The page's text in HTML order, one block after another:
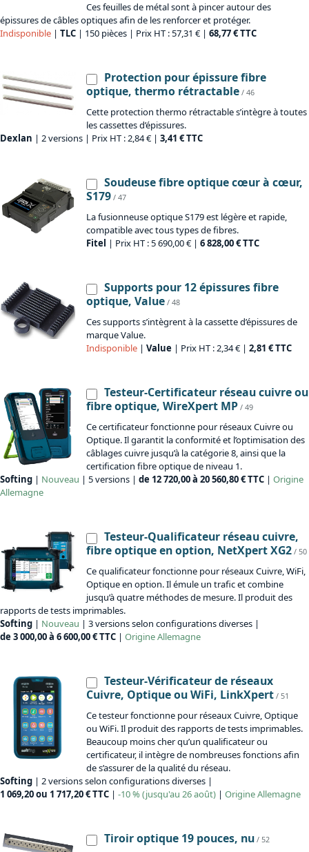
Ces feuilles de métal sont à pincer autour des
épissures de câbles optiques afin de les renforcer et protéger.
Indisponible | TLC | 150 pièces | Prix HT : 57,31 € | 68,77 € TTC
Protection pour épissure fibre
optique, thermo rétractable / 46
Cette protection thermo rétractable s’intègre à toutes
les cassettes d’épissures.
Dexlan | 2 versions | Prix HT : 2,84 € | 3,41 € TTC
Soudeuse fibre optique cœur à cœur,
S179 / 47
La fusionneuse optique S179 est légère et rapide,
compatible avec tous types de fibres.
Fitel
| Prix HT : 5 690,00 € | 6 828,00 € TTC
Supports pour 12 épissures fibre
optique, Value / 48
Ces supports s’intègrent à la cassette d’épissures de
marque Value.
Indisponible | Value | Prix HT : 2,34 € | 2,81 € TTC
Testeur-Certificateur réseau cuivre ou
fibre optique, WireXpert MP / 49
Ce certificateur fonctionne pour réseaux Cuivre ou
Optique. Il garantit la conformité et l’optimisation des
câblages cuivre jusqu’à la catégorie 8, ainsi que la
certification fibre optique de niveau 1.
Softing | Nouveau | 5 versions | de 12 720,00 à 20 560,80 € TTC | Origine
Allemagne
Testeur-Qualificateur réseau cuivre,
fibre optique en option, NetXpert XG2 / 50
Ce qualificateur fonctionne pour réseaux Cuivre, WiFi,
Optique en option. Il émule un trafic et combine
jusqu’à quatre méthodes de mesure. Il produit des
rapports de tests imprimables.
Softing | Nouveau | 3 versions selon configurations diverses |
de 3 000,00 à 6 600,00 € TTC | OrigineAllemagne
Testeur-Vérificateur de réseaux
Cuivre, Optique ou WiFi, LinkXpert / 51
Ce testeur fonctionne pour réseaux Cuivre, Optique
ou WiFi. Il produit des rapports de tests imprimables.
Beaucoup moins cher qu’un qualificateur ou
certificateur, il intègre de nombreuses fonctions afin
de s’assurer de la qualité du réseau.
Softing | 2 versions selon configurations diverses |
1 069,20 ou 1 717,20 € TTC | -10 % (jusqu'au 26 août) | OrigineAllemagne
Tiroir optique 19 pouces, nu / 52